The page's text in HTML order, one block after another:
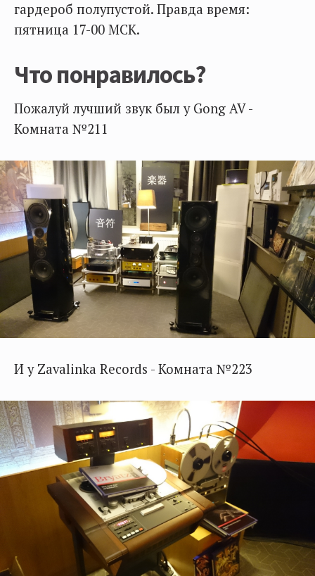
гардероб полупустой. Правда время:
пятница 17-00 МСК.
Что понравилось?
Пожалуй лучший звук был у Gong AV -
Комната №211
И у Zavalinka Records - Комната №223